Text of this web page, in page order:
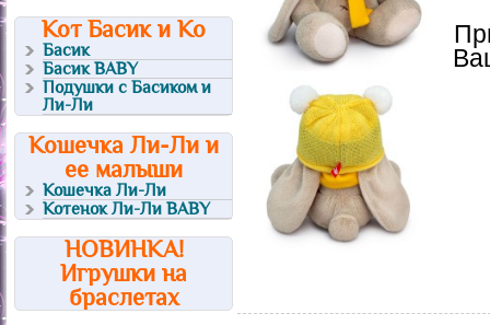
Кот Басик и Ко
Басик
Басик BABY
Подушки с Басиком и
Ли-Ли
Кошечка Ли-Ли и
ее малыши
Кошечка Ли-Ли
Котенок Ли-Ли BABY
НОВИНКА!
Игрушки на
браслетах